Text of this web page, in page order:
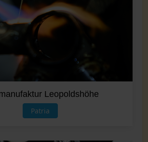
Leopoldshöhe
Patria